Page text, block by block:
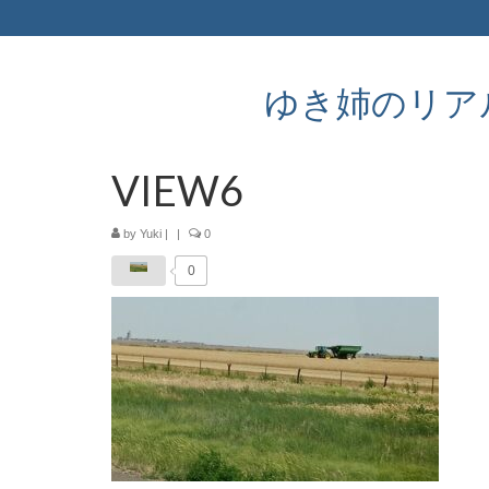
ゆき姉のリア
VIEW6
by Yuki | | 0
0